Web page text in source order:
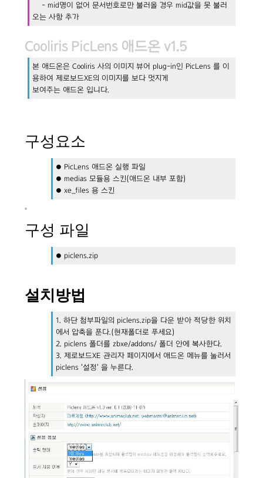
- mid명이 없어 문서번호로만 불러올 경우 mid값을 못 불러
오는 사항 추가
Cooliris PicLens 애드온 v1.5
본 애드온은 Cooliris 사의 이미지 뷰어 plug-in인 PicLens 를 이
용하여 제로보드XE의 이미지를 보다 멋지게
보여주는 애드온 입니다.
구성요소
● PicLens 애드온 실행 파일
● medias 모듈용 스킨(애드온 내부 포함)
● xe_files 용 스킨
구성 파일
● piclens.zip
설치방법
1. 하단 첨부파일의 piclens.zip을 다운 받아 적당한 위치
에서 압축을 푼다.(현재폴더로 푸세요)
2. piclens 폴더를 zbxe/addons/ 폴더 안에 복사한다.
3. 제로보드XE 관리자 페이지에서 애드온 메뉴를 눌러서
piclens '설정' 을 누른다.